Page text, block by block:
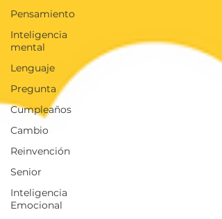
Pensamiento
Inteligencia
mental
Lenguaje
Pregunta
Cumpleaños
Cambio
Reinvención
Senior
Inteligencia
Emocional